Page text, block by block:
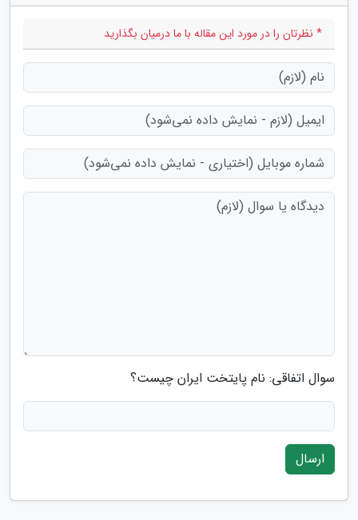
* نظرتان را در مورد این مقاله با ما درمیان بگذارید
سوال اتفاقی: نام پایتخت ایران چیست؟
ارسال